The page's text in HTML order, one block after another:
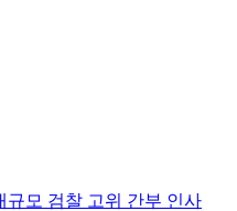
규모 검찰 고위 간부 인사